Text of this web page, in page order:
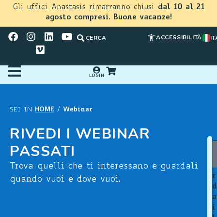
Gli uffici Anastasis rimarranno chiusi dal 10 al 21
agosto compresi. Buone vacanze!
CERCA ACCESSIBILITÀ
LOGIN
SEI IN HOME / Webinar
RIVEDI I WEBINAR
PASSATI
Trova quelli che ti interessano e guardali
quando vuoi e dove vuoi.
G
a
r
d
a
i